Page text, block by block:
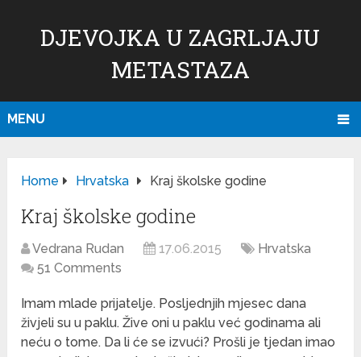
DJEVOJKA U ZAGRLJAJU
METASTAZA
MENU
Home Hrvatska Kraj školske godine
Kraj školske godine
Vedrana Rudan 17.06.2015
Hrvatska
51 Comments
Imam mlade prijatelje. Posljednjih mjesec dana
živjeli su u paklu. Žive oni u paklu već godinama ali
neću o tome. Da li će se izvući? Prošli je tjedan imao